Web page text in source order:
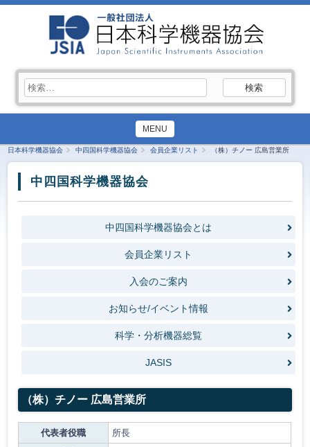
索:
MENU
日本科学機器協会 中四国科学機器協会 会員企業リスト （株）チノー 広島営業所
中四国科学機器協会
中四国科学機器協会とは
会員企業リスト
入会のご案内
お知らせ/イベント情報
科学・分析機器総覧
JASIS
（株）チノー 広島営業所
代表者役職
所長